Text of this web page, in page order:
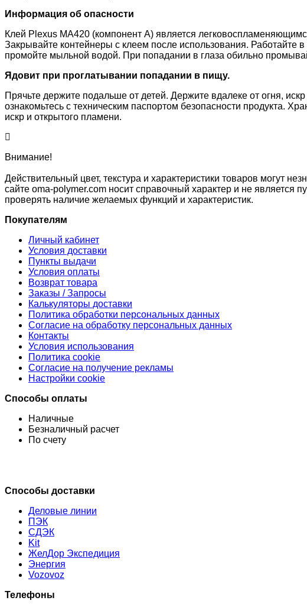
Информация об опасности
Клей Plexus MA420 (компонент А) является
Закрывайте контейнеры с клеем после использования. Работайте
промойте мыльной водой. При попадании в глаза обильно
Ядовит при проглатывании попадании в пищу.
Прячьте держите подальше от детей. Держите вдалеке от огня,
ознакомьтесь с техническим паспортом безопасности продукта.
искр и открытого пламени.
Внимание!
Действительный цвет, текстура и характеристики товаров могут
сайте oma-polymer.com носит справочный характер и не является
проверять наличие желаемых функций и характеристик.
Покупателям
Личный кабинет
Условия доставки
Пункты выдачи
Условия оплаты
Возврат товара
Заказы / Запросы
Калькуляторы доставки
Политика обработки персональных данных
Согласие на обработку персональных данных
Контакты
Условия использования
Политика cookie
Согласие на получение рекламы
Настройки cookie
Способы оплаты
Наличные
Безналичный расчет
По счету
Способы доставки
Деловые линии
ПЭК
СДЭК
Kit
ЖелДор Экспедиция
Энергия
Vozovoz
Телефоны